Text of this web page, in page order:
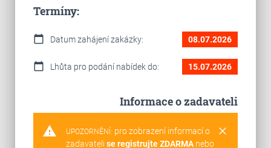
Termíny:
calendar_today Datum zahájení zakázky: 08.07.2026
calendar_today Lhůta pro podání nabídek do: 15.07.2026
Informace o zadavateli
warning clear
UPOZORNĚNÍ: pro zobrazení informací o
zadavateli se registrujte ZDARMAnebo